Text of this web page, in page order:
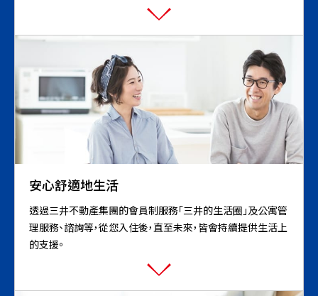
安心舒適地生活
透過三井不動產集團的會員制服務「三井的生活圈」及公寓管
理服務、諮詢等，從您入住後，直至未來，皆會持續提供生活上
的支援。